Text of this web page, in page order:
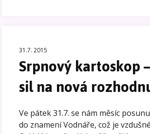
31.7. 2015
Srpnový kartoskop
sil na nová
Ve pátek 31.7. se nám měsíc
do znamení Vodnáře, což je